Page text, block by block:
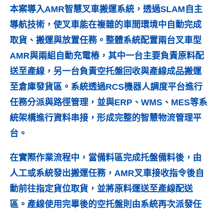
本案導入AMR智慧叉車搬運系統，透過SLAM自主
導航技術 ，使叉車能在複雜的車間環境中自動完成
取貨、搬運與放置任務。整體系統配置兩台叉車型
AMR與兩組自動充電樁，其中一台主要負責原料配
送至產線，另一台負責空托盤回收與產線成品搬運
至倉庫發貨區。系統透過RCS機器人調度平台進行
任務分派與路徑管理，並與ERP、WMS、MES等系
統架構進行資料串接，形成完整的智慧物流管理平
台。
在實際作業流程中，當備料區完成托盤備料後，由
人工或系統發出搬運任務，AMR叉車接收指令後自
動前往指定貨位取貨，並將原料運送至產線配送
區。產線使用完畢後的空托盤則由系統再次派發任